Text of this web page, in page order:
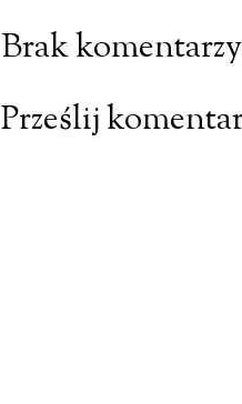
Brak
Prześlij